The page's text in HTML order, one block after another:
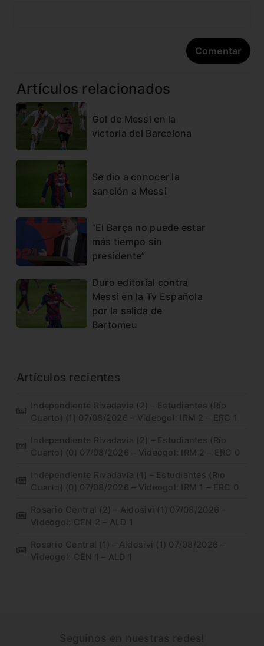
Artículos relacionados
Gol de Messi en la
victoria del Barcelona
Se dio a conocer la
sanción a Messi
“El Barça no puede estar
más tiempo sin
presidente”
Duro editorial contra
Messi en la Tv Española
por la salida de
Bartomeu
Artículos recientes
Independiente Rivadavia (2) – Estudiantes (Río
Cuarto) (1) 07/08/2026 – Videogol: IRM 2 – ERC 1
Independiente Rivadavia (2) – Estudiantes (Río
Cuarto) (0) 07/08/2026 – Videogol: IRM 2 – ERC 0
Independiente Rivadavia (1) – Estudiantes (Río
Cuarto) (0) 07/08/2026 – Videogol: IRM 1 – ERC 0
Rosario Central (2) – Aldosivi (1) 07/08/2026 –
Videogol: CEN 2 – ALD 1
Rosario Central (1) – Aldosivi (1) 07/08/2026 –
Videogol: CEN 1 – ALD 1